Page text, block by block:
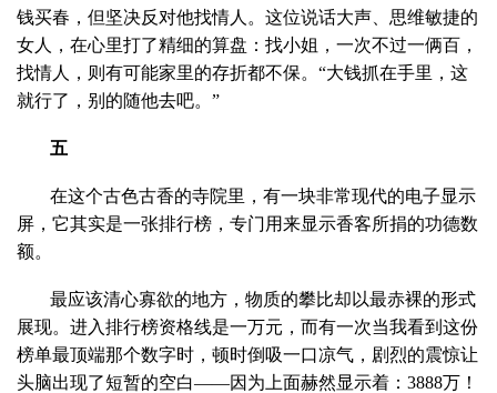
钱买春，但坚决反对他找情人。这位说话大声、思维敏捷的
女人，在心里打了精细的算盘：找小姐，一次不过一俩百，
找情人，则有可能家里的存折都不保。“大钱抓在手里，这
就行了，别的随他去吧。”
五
在这个古色古香的寺院里，有一块非常现代的电子显示
屏，它其实是一张排行榜，专门用来显示香客所捐的功德数
额。
最应该清心寡欲的地方，物质的攀比却以最赤裸的形式
展现。进入排行榜资格线是一万元，而有一次当我看到这份
榜单最顶端那个数字时，顿时倒吸一口凉气，剧烈的震惊让
头脑出现了短暂的空白——因为上面赫然显示着：3888万！